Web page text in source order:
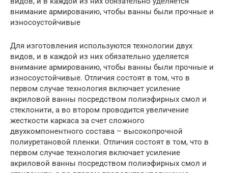
внимание армированию, чтобы ванны были прочные и
износоустойчивые
Для изготовления используются технологии двух
видов, и в каждой из них обязательно уделяется
внимание армированию, чтобы ванны были прочные и
износоустойчивые. Отличия состоят в том, что в
первом случае технология включает усиление
акриловой ванны посредством полиэфирных смол и
стеклонити, а во втором проводится увеличение
жесткости каркаса за счет сложного
двухкомпонентного состава – высокопрочной
полиуретановой пленки. Отличия состоят в том, что в
первом случае технология включает усиление
акриловой ванны посредством полиэфирных смол и